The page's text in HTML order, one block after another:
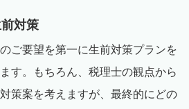
対策
ご要望を第一に生前対策プランを
す。もちろん、税理士の観点から
策案を考えますが、最終的にどの